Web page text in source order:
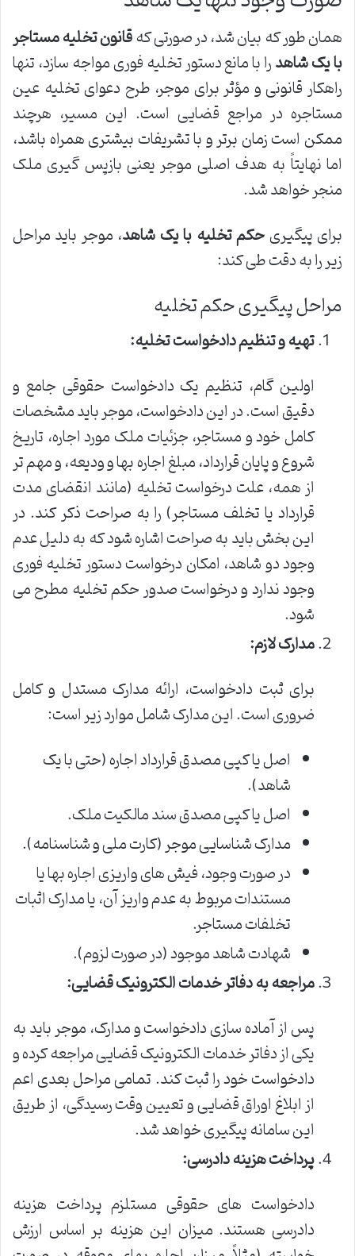
همان طور که بیان شد، در صورتی کهقانون تخلیه مستاجر
با یک شاهدرا با مانع دستور تخلیه فوری مواجه سازد، تنها
راهکار قانونی و مؤثر برای موجر، طرح دعوای تخلیه عین
مستاجره در مراجع قضایی است. این مسیر، هرچند
ممکن است زمان برتر و با تشریفات بیشتری همراه باشد،
اما نهایتاً به هدف اصلی موجر یعنی بازپس گیری ملک
منجر خواهد شد.
برای پیگیریحکم تخلیه با یک شاهد، موجر باید مراحل
زیر را به دقت طی کند:
مراحل پیگیری حکم تخلیه
تهیه و تنظیم دادخواست تخلیه:
اولین گام، تنظیم یک دادخواست حقوقی جامع و
دقیق است. در این دادخواست، موجر باید مشخصات
کامل خود و مستاجر، جزئیات ملک مورد اجاره، تاریخ
شروع و پایان قرارداد، مبلغ اجاره بها و ودیعه، و مهم تر
از همه، علت درخواست تخلیه (مانند انقضای مدت
قرارداد یا تخلف مستاجر) را به صراحت ذکر کند. در
این بخش باید به صراحت اشاره شود که به دلیل عدم
وجود دو شاهد، امکان درخواست دستور تخلیه فوری
وجود ندارد و درخواست صدور حکم تخلیه مطرح می
شود.
مدارک لازم:
برای ثبت دادخواست، ارائه مدارک مستدل و کامل
ضروری است. این مدارک شامل موارد زیر است:
اصل یا کپی مصدق قرارداد اجاره (حتی با یک
شاهد).
اصل یا کپی مصدق سند مالکیت ملک.
مدارک شناسایی موجر (کارت ملی و شناسنامه).
در صورت وجود، فیش های واریزی اجاره بها یا
مستندات مربوط به عدم واریز آن، یا مدارک اثبات
تخلفات مستاجر.
شهادت شاهد موجود (در صورت لزوم).
مراجعه به دفاتر خدمات الکترونیک قضایی:
پس از آماده سازی دادخواست و مدارک، موجر باید به
یکی از دفاتر خدمات الکترونیک قضایی مراجعه کرده و
دادخواست خود را ثبت کند. تمامی مراحل بعدی اعم
از ابلاغ اوراق قضایی و تعیین وقت رسیدگی، از طریق
این سامانه پیگیری خواهد شد.
پرداخت هزینه دادرسی:
دادخواست های حقوقی مستلزم پرداخت هزینه
دادرسی هستند. میزان این هزینه بر اساس ارزش